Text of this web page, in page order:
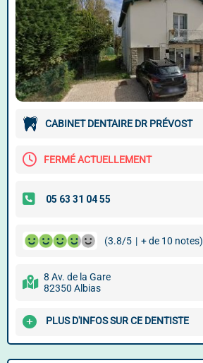
CABINET DENTAIRE DR PRÉVOST
FERMÉ ACTUELLEMENT
(3.8/5 | + de 10 notes)
8 Av. de la Gare
82350 Albias
PLUS D'INFOS SUR CE DENTISTE